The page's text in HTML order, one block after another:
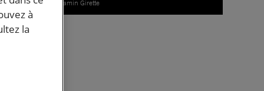
© Benjamin Girette
à
la